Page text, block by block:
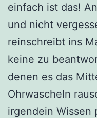
einfach ist das! An
und nicht
reinschreibt ins
keine zu
denen es das
Ohrwascheln
irgendein Wissen